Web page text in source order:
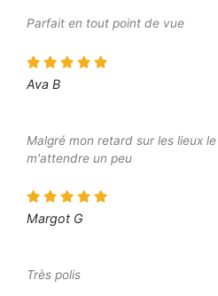
Parfait en tout point de vue
Ava B
Malgré mon retard sur les lieux
m'attendre un peu
Margot G
Très polis